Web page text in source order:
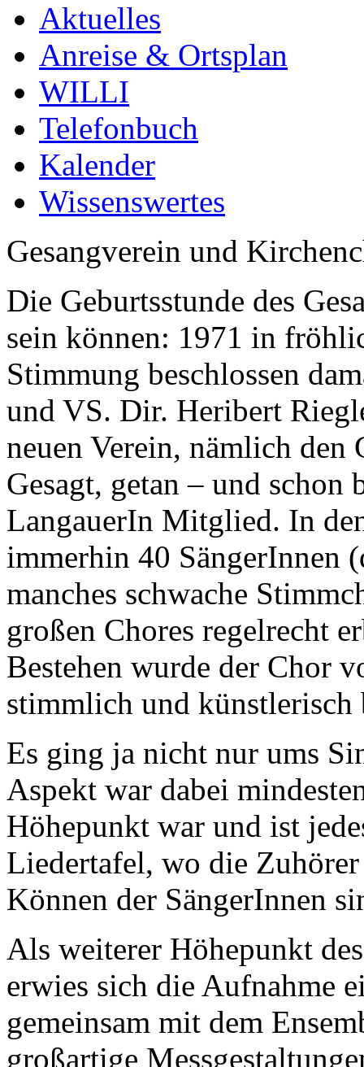
Aktuelles
Anreise & Ortsplan
WILLI
Telefonbuch
Kalender
Wissenswertes
Gesangverein und
Die Geburtsstunde des
sein können: 1971 in
Stimmung beschlossen
und VS. Dir. Heribert
neuen Verein, nämlich den
Gesagt, getan – und
LangauerIn Mitglied. In
immerhin 40 SängerInnen
manches schwache
großen Chores regelrecht
Bestehen wurde der Chor
stimmlich und künstlerisch
Es ging ja nicht nur ums
Aspekt war dabei
Höhepunkt war und ist
Liedertafel, wo die
Können der SängerInnen
Als weiterer Höhepunkt
erwies sich die Aufnahme
gemeinsam mit dem
großartige